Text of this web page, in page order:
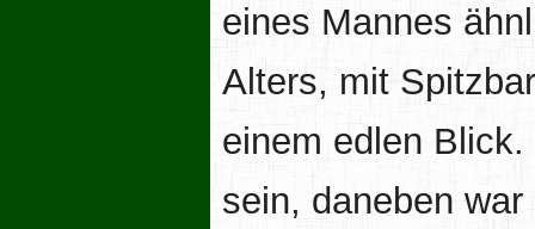
eines Mannes
Alters, mit
einem edlen
sein, daneben